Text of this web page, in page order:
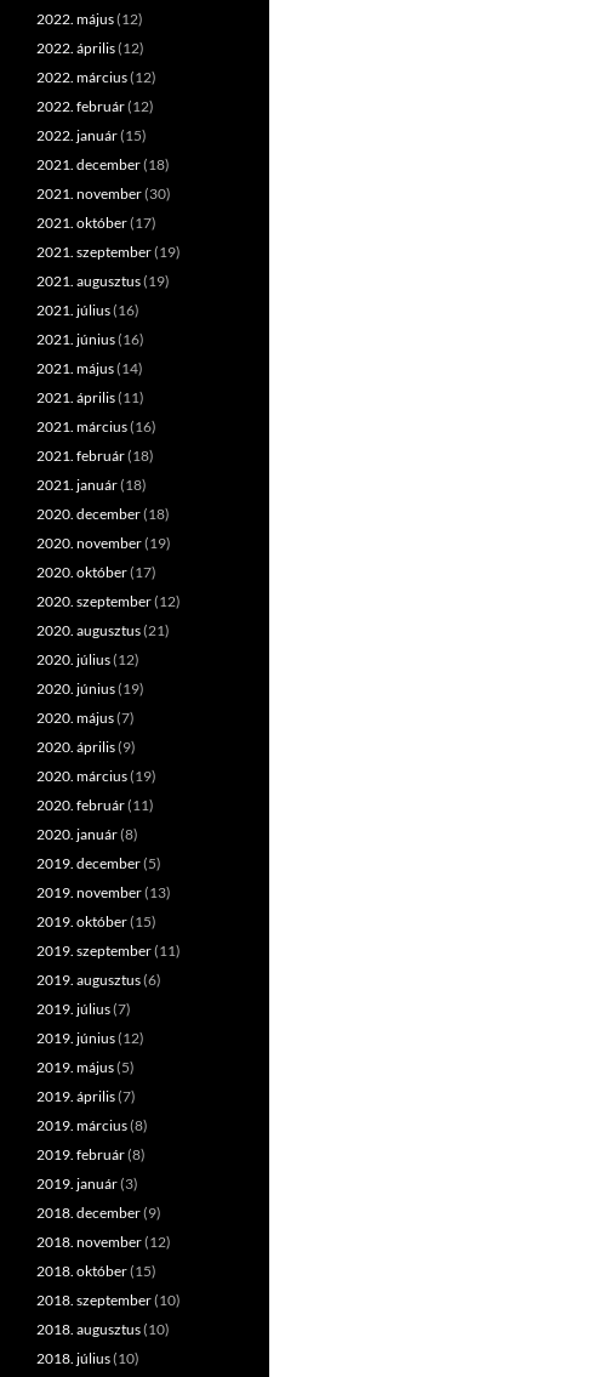
2022. május(12)
2022. április(12)
2022. március(12)
2022. február(12)
2022. január(15)
2021. december(18)
2021. november(30)
2021. október(17)
2021. szeptember(19)
2021. augusztus(19)
2021. július(16)
2021. június(16)
2021. május(14)
2021. április(11)
2021. március(16)
2021. február(18)
2021. január(18)
2020. december(18)
2020. november(19)
2020. október(17)
2020. szeptember(12)
2020. augusztus(21)
2020. július(12)
2020. június(19)
2020. május(7)
2020. április(9)
2020. március(19)
2020. február(11)
2020. január(8)
2019. december(5)
2019. november(13)
2019. október(15)
2019. szeptember(11)
2019. augusztus(6)
2019. július(7)
2019. június(12)
2019. május(5)
2019. április(7)
2019. március(8)
2019. február(8)
2019. január(3)
2018. december(9)
2018. november(12)
2018. október(15)
2018. szeptember(10)
2018. augusztus(10)
2018. július(10)